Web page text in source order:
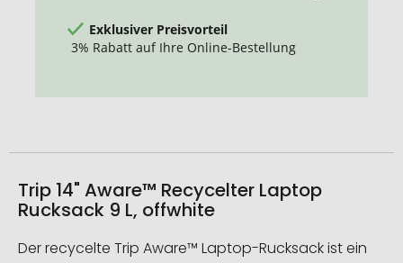
Exklusiver Preisvorteil
3% Rabatt auf Ihre Online-Bestellung
Trip 14" Aware™ Recycelter Laptop
Rucksack 9 L, offwhite
Der recycelte Trip Aware™ Laptop-Rucksack ist ein